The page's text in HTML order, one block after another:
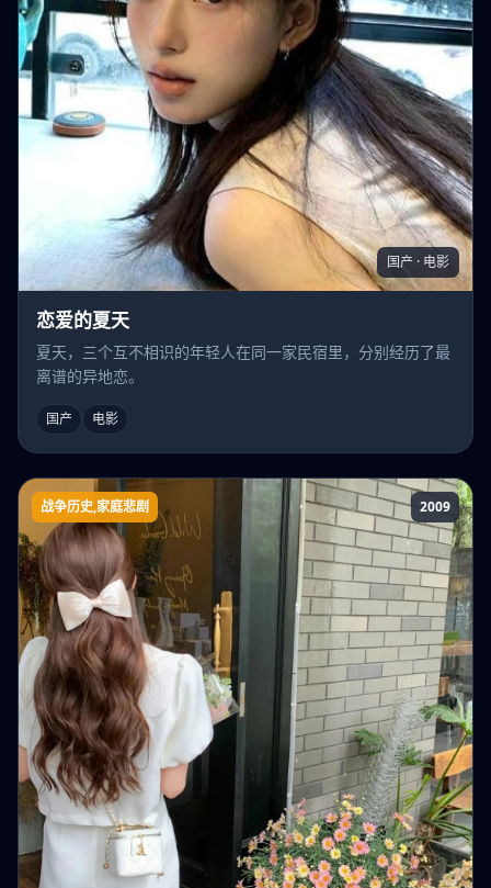
国产 · 电影
恋爱的夏天
夏天，三个互不相识的年轻人在同一家民宿里，分别经历了最
离谱的异地恋。
国产 电影
黄河在咆哮
战争历史,家庭悲剧 2009